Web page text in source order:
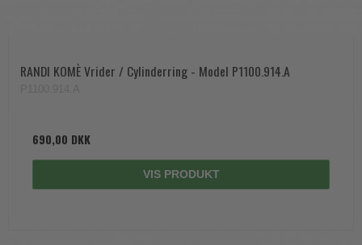
RANDI KOMÈ Vrider / Cylinderring - Model P1100.914.A
690,00 DKK
VIS PRODUKT